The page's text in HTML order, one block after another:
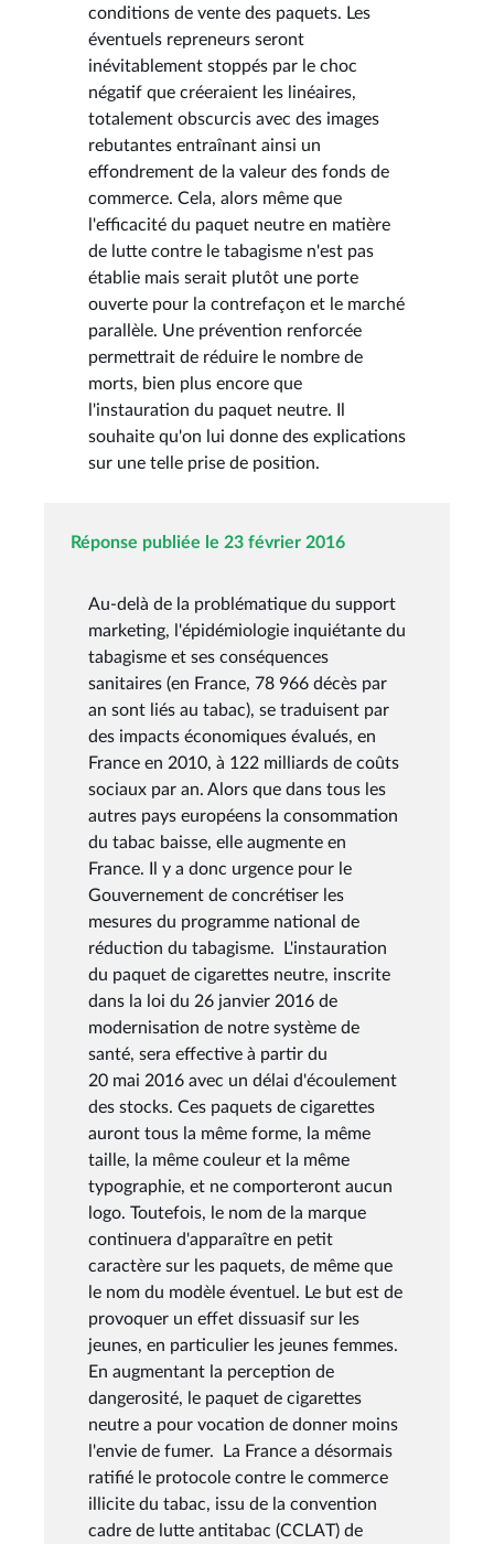
conditions de vente des paquets. Les
éventuels repreneurs seront
inévitablement stoppés par le choc
négatif que créeraient les linéaires,
totalement obscurcis avec des images
rebutantes entraînant ainsi un
effondrement de la valeur des fonds de
commerce. Cela, alors même que
l'efficacité du paquet neutre en matière
de lutte contre le tabagisme n'est pas
établie mais serait plutôt une porte
ouverte pour la contrefaçon et le marché
parallèle. Une prévention renforcée
permettrait de réduire le nombre de
morts, bien plus encore que
l'instauration du paquet neutre. Il
souhaite qu'on lui donne des explications
sur une telle prise de position.
Réponse publiée le 23 février 2016
Au-delà de la problématique du support
marketing, l'épidémiologie inquiétante du
tabagisme et ses conséquences
sanitaires (en France, 78 966 décès par
an sont liés au tabac), se traduisent par
des impacts économiques évalués, en
France en 2010, à 122 milliards de coûts
sociaux par an. Alors que dans tous les
autres pays européens la consommation
du tabac baisse, elle augmente en
France. Il y a donc urgence pour le
Gouvernement de concrétiser les
mesures du programme national de
réduction du tabagisme. L'instauration
du paquet de cigarettes neutre, inscrite
dans la loi du 26 janvier 2016 de
modernisation de notre système de
santé, sera effective à partir du
20 mai 2016 avec un délai d'écoulement
des stocks. Ces paquets de cigarettes
auront tous la même forme, la même
taille, la même couleur et la même
typographie, et ne comporteront aucun
logo. Toutefois, le nom de la marque
continuera d'apparaître en petit
caractère sur les paquets, de même que
le nom du modèle éventuel. Le but est de
provoquer un effet dissuasif sur les
jeunes, en particulier les jeunes femmes.
En augmentant la perception de
dangerosité, le paquet de cigarettes
neutre a pour vocation de donner moins
l'envie de fumer. La France a désormais
ratifié le protocole contre le commerce
illicite du tabac, issu de la convention
cadre de lutte antitabac (CCLAT) de